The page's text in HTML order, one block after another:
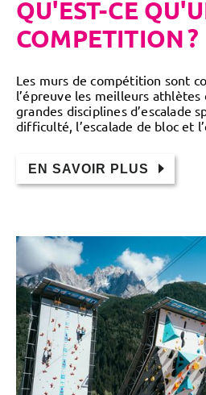
QU'EST-CE
COMPETITION ?
Les murs de compétition sont
l’épreuve les meilleurs
grandes disciplines d’escalade
difficulté, l’escalade de bloc et
EN SAVOIR PLUS